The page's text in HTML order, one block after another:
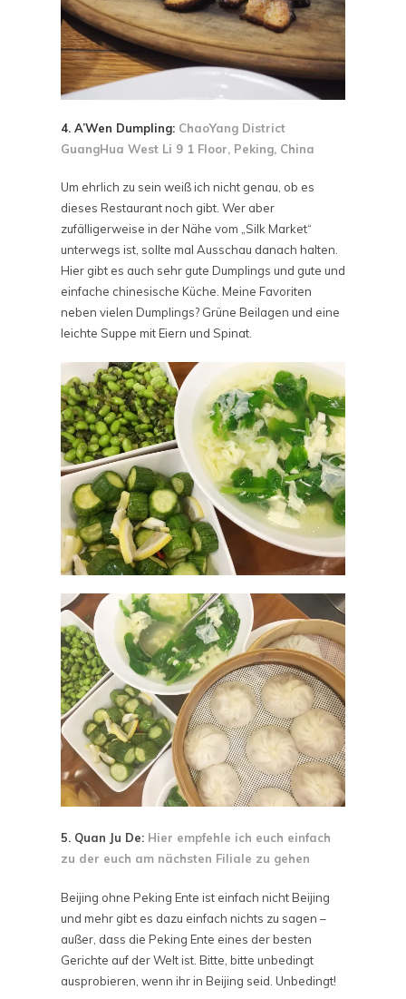
4. A’Wen Dumpling: ChaoYang District
GuangHua West Li 9 1 Floor, Peking, China
Um ehrlich zu sein weiß ich nicht genau, ob es
dieses Restaurant noch gibt. Wer aber
zufälligerweise in der Nähe vom „Silk Market“
unterwegs ist, sollte mal Ausschau danach halten.
Hier gibt es auch sehr gute Dumplings und gute und
einfache chinesische Küche. Meine Favoriten
neben vielen Dumplings? Grüne Beilagen und eine
leichte Suppe mit Eiern und Spinat.
5. Quan Ju De: Hier empfehle ich euch einfach
zu der euch am nächsten Filiale zu gehen
Beijing ohne Peking Ente ist einfach nicht Beijing
und mehr gibt es dazu einfach nichts zu sagen –
außer, dass die Peking Ente eines der besten
Gerichte auf der Welt ist. Bitte, bitte unbedingt
ausprobieren, wenn ihr in Beijing seid. Unbedingt!